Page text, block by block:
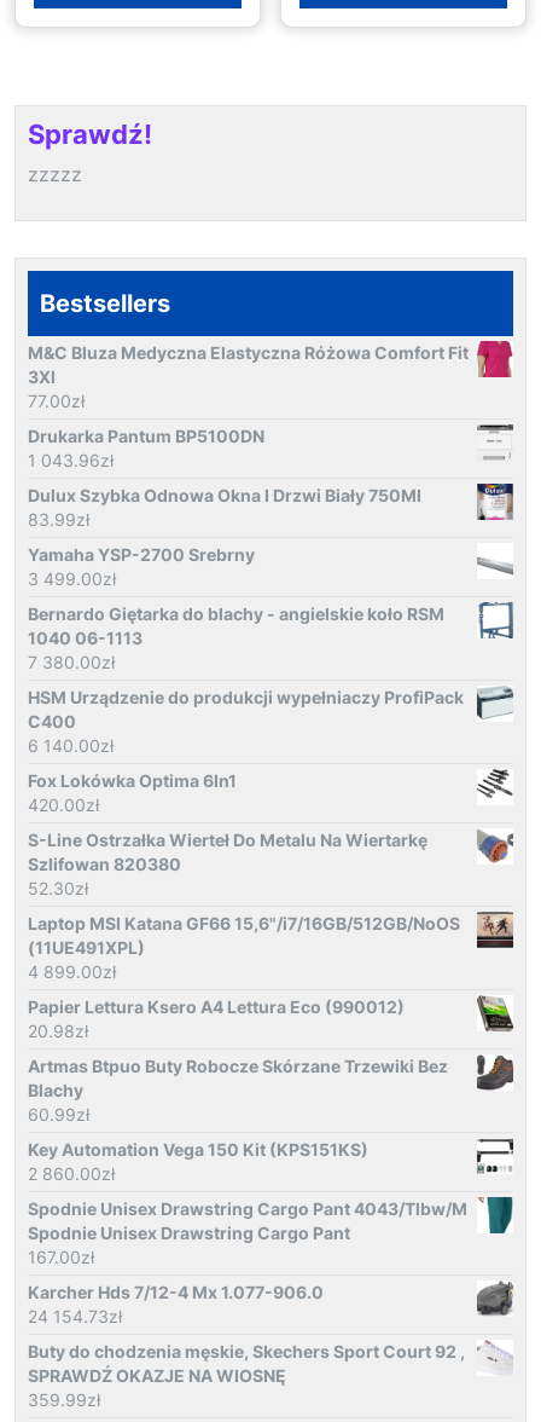
Sprawdź!
zzzzz
Bestsellers
M&C Bluza Medyczna Elastyczna Różowa Comfort Fit
3Xl
77.00zł
Drukarka Pantum BP5100DN
1 043.96zł
Dulux Szybka Odnowa Okna I Drzwi Biały 750Ml
83.99zł
Yamaha YSP-2700 Srebrny
3 499.00zł
Bernardo Giętarka do blachy - angielskie koło RSM
1040 06-1113
7 380.00zł
HSM Urządzenie do produkcji wypełniaczy ProfiPack
C400
6 140.00zł
Fox Lokówka Optima 6In1
420.00zł
S-Line Ostrzałka Wierteł Do Metalu Na Wiertarkę
Szlifowan 820380
52.30zł
Laptop MSI Katana GF66 15,6"/i7/16GB/512GB/NoOS
(11UE491XPL)
4 899.00zł
Papier Lettura Ksero A4 Lettura Eco (990012)
20.98zł
Artmas Btpuo Buty Robocze Skórzane Trzewiki Bez
Blachy
60.99zł
Key Automation Vega 150 Kit (KPS151KS)
2 860.00zł
Spodnie Unisex Drawstring Cargo Pant 4043/Tlbw/M
Spodnie Unisex Drawstring Cargo Pant
167.00zł
Karcher Hds 7/12-4 Mx 1.077-906.0
24 154.73zł
Buty do chodzenia męskie, Skechers Sport Court 92 ,
SPRAWDŹ OKAZJE NA WIOSNĘ
359.99zł